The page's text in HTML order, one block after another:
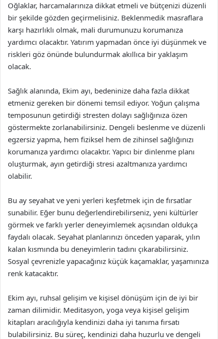
Oğlaklar, harcamalarınıza dikkat etmeli ve bütçenizi düzenli
bir şekilde gözden geçirmelisiniz. Beklenmedik masraflara
karşı hazırlıklı olmak, mali durumunuzu korumanıza
yardımcı olacaktır. Yatırım yapmadan önce iyi düşünmek ve
riskleri göz önünde bulundurmak akıllıca bir yaklaşım
olacak.
Sağlık alanında, Ekim ayı, bedeninize daha fazla dikkat
etmeniz gereken bir dönemi temsil ediyor. Yoğun çalışma
temposunun getirdiği stresten dolayı sağlığınıza özen
göstermekte zorlanabilirsiniz. Dengeli beslenme ve düzenli
egzersiz yapma, hem fiziksel hem de zihinsel sağlığınızı
korumanıza yardımcı olacaktır. Yapıcı bir dinlenme planı
oluşturmak, ayın getirdiği stresi azaltmanıza yardımcı
olabilir.
Bu ay seyahat ve yeni yerleri keşfetmek için de fırsatlar
sunabilir. Eğer bunu değerlendirebilirseniz, yeni kültürler
görmek ve farklı yerler deneyimlemek açısından oldukça
faydalı olacak. Seyahat planlarınızı önceden yaparak, yılın
kalan kısmında bu deneyimlerin tadını çıkarabilirsiniz.
Sosyal çevrenizle yapacağınız küçük kaçamaklar, yaşamınıza
renk katacaktır.
Ekim ayı, ruhsal gelişim ve kişisel dönüşüm için de iyi bir
zaman dilimidir. Meditasyon, yoga veya kişisel gelişim
kitapları aracılığıyla kendinizi daha iyi tanıma fırsatı
bulabilirsiniz. Bu süreç, kendinizi daha huzurlu ve dengeli